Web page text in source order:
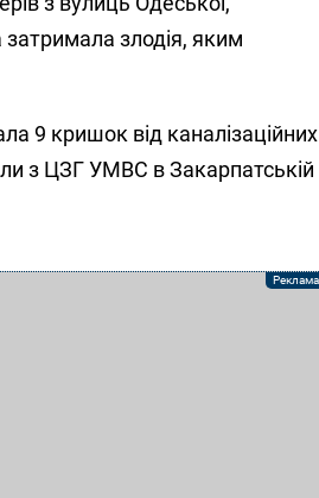
злодія, яким
9 кришок від каналізаційних
з ЦЗГ УМВС в Закарпатській